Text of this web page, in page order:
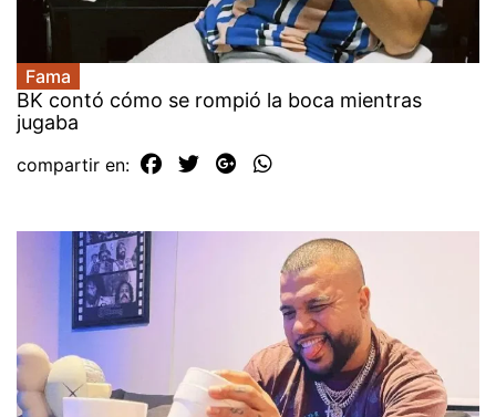
Fama
BK contó cómo se rompió la boca mientras
jugaba
compartir en: